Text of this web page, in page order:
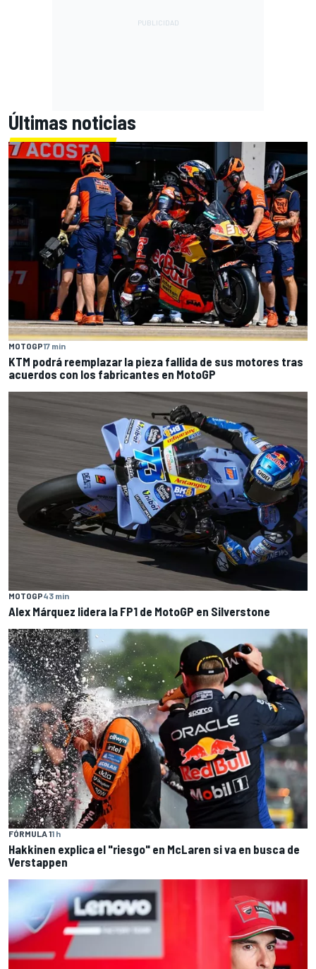
Últimas noticias
MOTOGP17 min
KTM podrá reemplazar la pieza fallida de sus motores tras
acuerdos con los fabricantes en MotoGP
MOTOGP43 min
Alex Márquez lidera la FP1 de MotoGP en Silverstone
FÓRMULA 11 h
Hakkinen explica el "riesgo" en McLaren si va en busca de
Verstappen